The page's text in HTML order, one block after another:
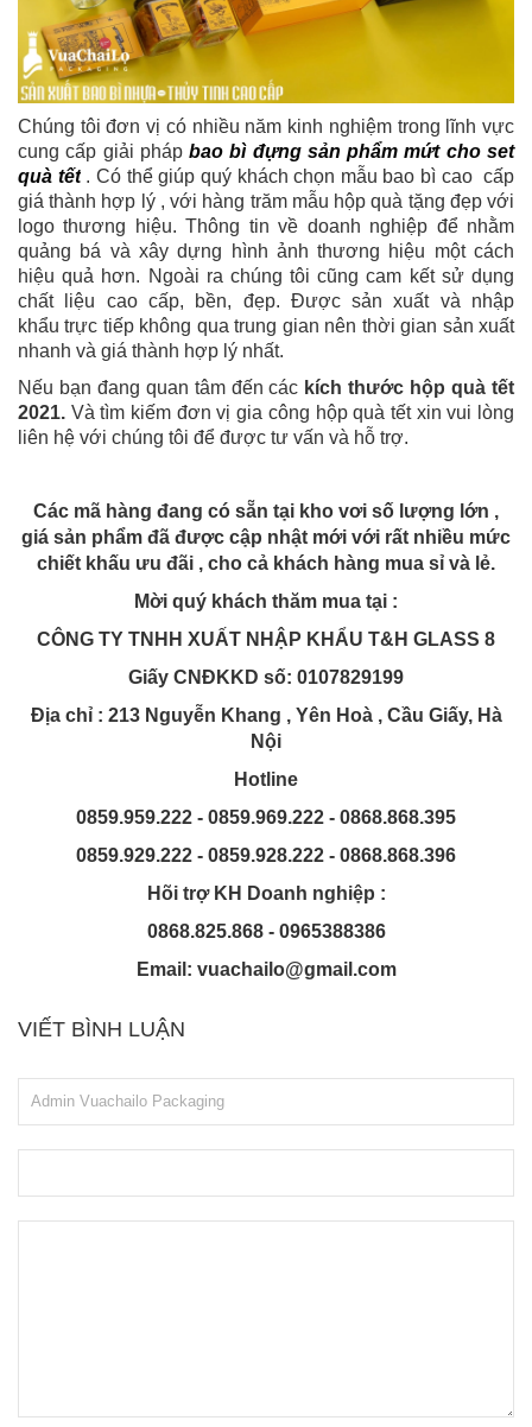
Chúng tôi đơn vị có nhiều năm kinh nghiệm trong lĩnh vực
cung cấp giải phápbao bì đựng sản phẩm mứt cho set
quà tết. Có thể giúp quý khách chọn mẫu bao bì cao cấp
giá thành hợp lý , với hàng trăm mẫu hộp quà tặng đẹp với
logo thương hiệu. Thông tin về doanh nghiệp để nhằm
quảng bá và xây dựng hình ảnh thương hiệu một cách
hiệu quả hơn. Ngoài ra chúng tôi cũng cam kết sử dụng
chất liệu cao cấp, bền, đẹp. Được sản xuất và nhập
khẩu trực tiếp không qua trung gian nên thời gian sản xuất
nhanh và giá thành hợp lý nhất.
Nếu bạn đang quan tâm đến các kích thước hộp quà tết
2021. Và tìm kiếm đơn vị gia công hộp quà tết xin vui lòng
liên hệ với chúng tôi để được tư vấn và hỗ trợ.
Các mã hàng đang có sẵn tại kho vơi số lượng lớn ,
giá sản phẩm đã được cập nhật mới với rất nhiều mức
chiết khấu ưu đãi , cho cả khách hàng mua sỉ và lẻ.
Mời quý khách thăm mua tại :
CÔNG TY TNHH XUẤT NHẬP KHẨU T&H GLASS 8
Giấy CNĐKKD số: 0107829199
Địa chỉ : 213 Nguyễn Khang , Yên Hoà , Cầu Giấy, Hà
Nội
Hotline
0859.959.222 - 0859.969.222 - 0868.868.395
0859.929.222 - 0859.928.222 - 0868.868.396
Hõi trợ KH Doanh nghiệp :
0868.825.868 - 0965388386
Email: vuachailo@gmail.com
VIẾT BÌNH LUẬN